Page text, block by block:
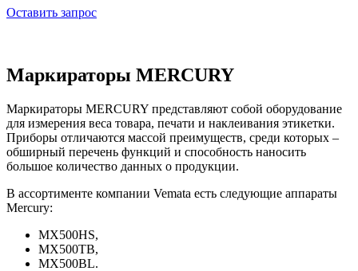
Оставить запрос
Маркираторы MERCURY
Маркираторы MERCURY представляют собой оборудование
для измерения веса товара, печати и наклеивания этикетки.
Приборы отличаются массой преимуществ, среди которых –
обширный перечень функций и способность наносить
большое количество данных о продукции.
В ассортименте компании Vemata есть следующие аппараты
Mercury:
MX500HS,
MX500TB,
MX500BL.